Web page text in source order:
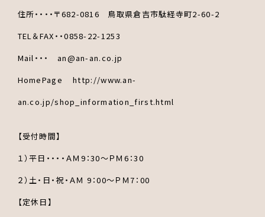
住所・・・・〒682-0816 鳥取県倉吉市駄経寺町2-60-2
TEL＆FAX・・0858-22-1253
Mail・・・ an@an-an.co.jp
HomePage http://www.an-
an.co.jp/shop_information_first.html
【受付時間】
１）平日・・・・ＡＭ9：30～ＰＭ6：30
２）土・日・祝・ＡＭ 9：00～ＰＭ7：00
【定休日】